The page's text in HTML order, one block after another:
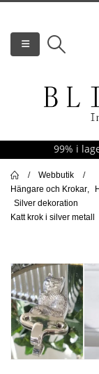
99% i
Webbutik
Hängare och Krokar
Silver dekoration
Katt krok i silver metall